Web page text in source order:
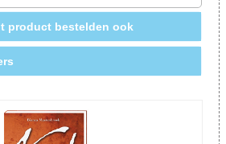
product bestelden ook